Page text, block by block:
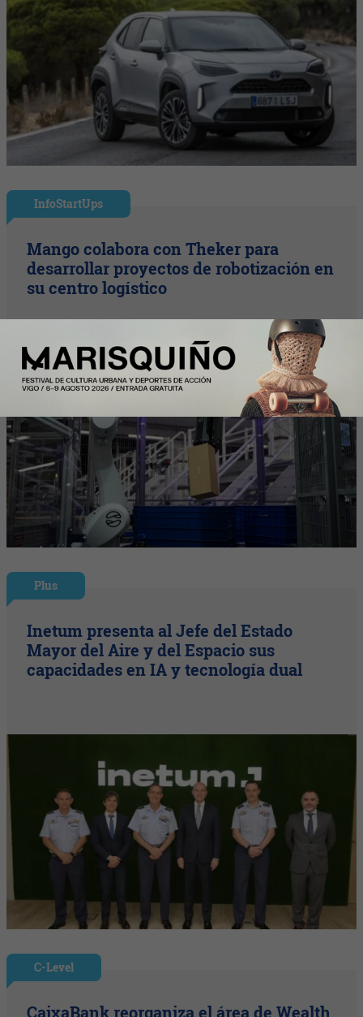
InfoStartUps
Mango colabora con Theker para
desarrollar proyectos de robotización en
su centro logístico
Plus
Inetum presenta al Jefe del Estado
Mayor del Aire y del Espacio sus
capacidades en IA y tecnología dual
C-Level
CaixaBank reorganiza el área de Wealth